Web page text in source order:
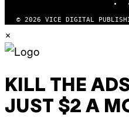
© 2026 VICE DIGITAL
×
KILL THE
JUST $2 A